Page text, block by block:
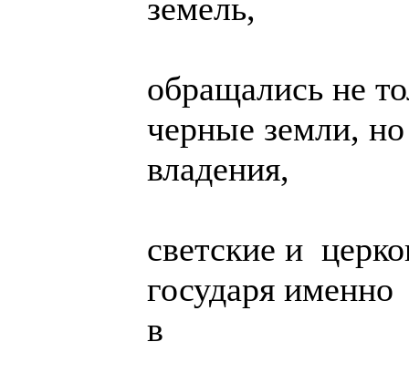
земель,
обращались не
черные земли,
владения,
светские и
государя
в